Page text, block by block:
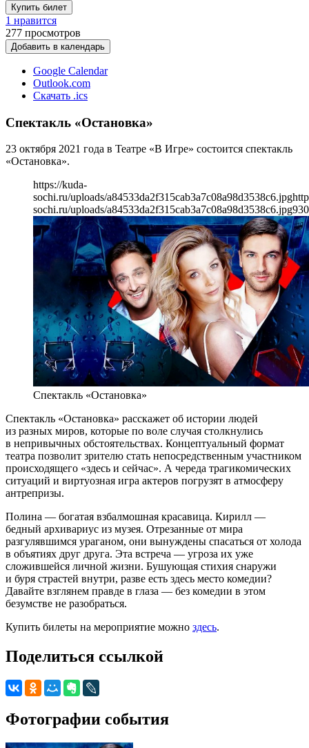
Купить билет
1 нравится
277 просмотров
Добавить в календарь
Google Calendar
Outlook.com
Скачать .ics
Спектакль «Остановка»
23 октября 2021 года в Театре «В Игре» состоится спектакль
«Остановка».
https://kuda-
sochi.ru/uploads/a84533da2f315cab3a7c08a98d3538c6.jpg
sochi.ru/uploads/a84533da2f315cab3a7c08a98d3538c6.jpg930
Спектакль «Остановка»
Спектакль «Остановка» расскажет об истории людей
из разных миров, которые по воле случая столкнулись
в непривычных обстоятельствах. Концептуальный формат
театра позволит зрителю стать непосредственным участником
происходящего «здесь и сейчас». А череда трагикомических
ситуаций и виртуозная игра актеров погрузят в атмосферу
антрепризы.
Полина — богатая взбалмошная красавица. Кирилл —
бедный архивариус из музея. Отрезанные от мира
разгулявшимся ураганом, они вынуждены спасаться от холода
в объятиях друг друга. Эта встреча — угроза их уже
сложившейся личной жизни. Бушующая стихия снаружи
и буря страстей внутри, разве есть здесь место комедии?
Давайте взглянем правде в глаза — без комедии в этом
безумстве не разобраться.
Купить билеты на мероприятие можно здесь.
Поделиться ссылкой
Фотографии события